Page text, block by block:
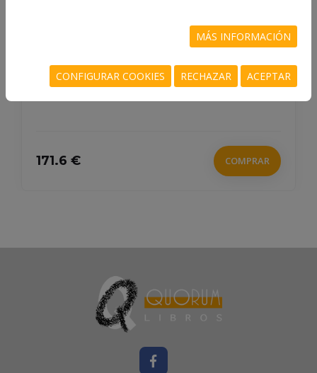
DE LA TORRE GONZALEZ, CARLOS E, HERNÁNDEZ
171.6 € COMPRAR
MÁS INFORMACIÓN
CONFIGURAR COOKIES RECHAZAR ACEPTAR